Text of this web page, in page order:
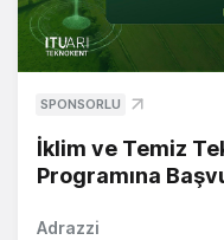
SPONSORLU
İklim ve Temiz
Programına
Adrazzi